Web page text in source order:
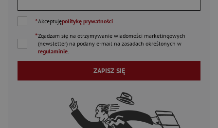
*Akceptujępolitykę prywatności
*Zgadzam się na otrzymywanie wiadomości marketingowych
(newsletter) na podany e-mail na zasadach określonych w
regulaminie
ZAPISZ SIĘ